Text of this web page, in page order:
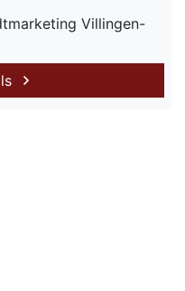
Villingen-